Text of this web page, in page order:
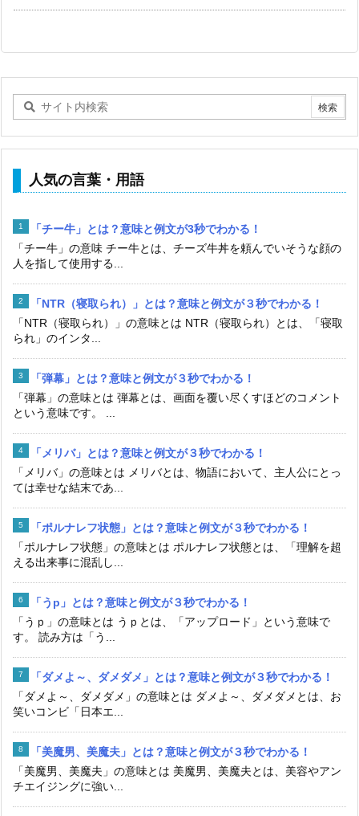
人気の言葉・用語
「チー牛」とは？意味と例文が3秒でわかる！
「チー牛」の意味 チー牛とは、チーズ牛丼を頼んでいそうな顔の
人を指して使用する...
「NTR（寝取られ）」とは？意味と例文が３秒でわかる！
「NTR（寝取られ）」の意味とは NTR（寝取られ）とは、「寝取
られ」のインタ...
「弾幕」とは？意味と例文が３秒でわかる！
「弾幕」の意味とは 弾幕とは、画面を覆い尽くすほどのコメント
という意味です。 ...
「メリバ」とは？意味と例文が３秒でわかる！
「メリバ」の意味とは メリバとは、物語において、主人公にとっ
ては幸せな結末であ...
「ポルナレフ状態」とは？意味と例文が３秒でわかる！
「ポルナレフ状態」の意味とは ポルナレフ状態とは、「理解を超
える出来事に混乱し...
「うp」とは？意味と例文が３秒でわかる！
「うｐ」の意味とは うｐとは、「アップロード」という意味で
す。 読み方は「う...
「ダメよ～、ダメダメ」とは？意味と例文が３秒でわかる！
「ダメよ～、ダメダメ」の意味とは ダメよ～、ダメダメとは、お
笑いコンビ「日本エ...
「美魔男、美魔夫」とは？意味と例文が３秒でわかる！
「美魔男、美魔夫」の意味とは 美魔男、美魔夫とは、美容やアン
チエイジングに強い...